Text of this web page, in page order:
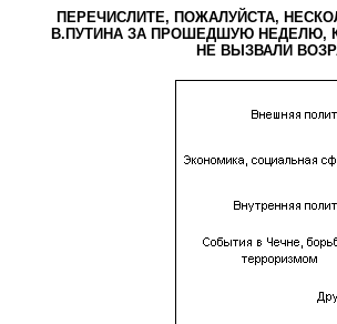
ПЕРЕЧИСЛИТЕ, ПОЖАЛУЙСТА,
В.ПУТИНА ЗА ПРОШЕДШУЮ НЕДЕЛЮ,
НЕ ВЫЗВАЛИ